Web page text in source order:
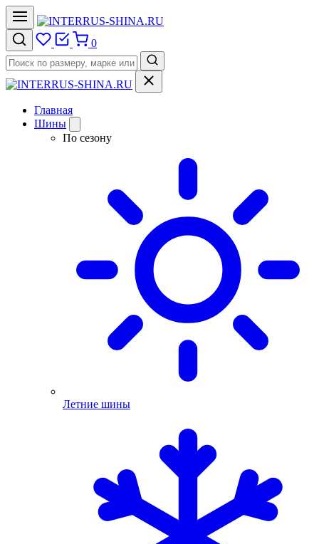
0
Главная
Шины
По сезону
Летние шины